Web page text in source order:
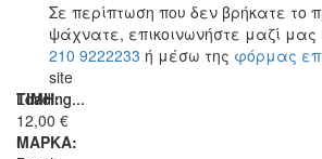
Σε περίπτωση που δεν βρήκατε το
ψάχνατε, επικοινωνήστε μαζί
210 9222233 ή μέσω της φόρμας
site
Loading...
Loading...
TIMH:
12,00 €
ΜΑΡΚΑ: